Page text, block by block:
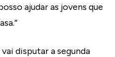
ajudar as jovens que
disputar a segunda